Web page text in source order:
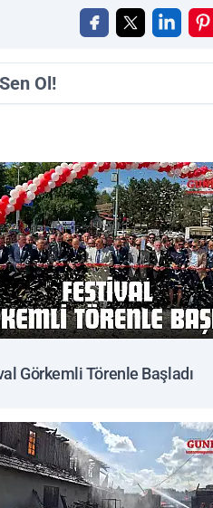
Ol!
Görkemli Törenle Başladı